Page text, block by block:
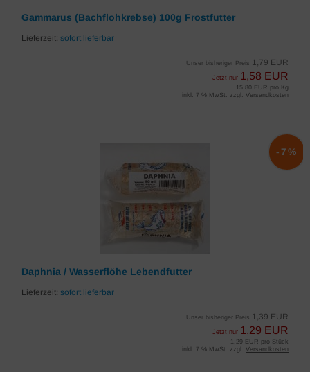
Gammarus (Bachflohkrebse) 100g Frostfutter
Lieferzeit: sofort lieferbar
Unser bisheriger Preis 1,79 EUR
Jetzt nur 1,58 EUR
15,80 EUR pro Kg
inkl. 7 % MwSt. zzgl. Versandkosten
Daphnia / Wasserflöhe Lebendfutter
Lieferzeit: sofort lieferbar
Unser bisheriger Preis 1,39 EUR
Jetzt nur 1,29 EUR
-7%
1,29 EUR pro Stück
inkl. 7 % MwSt. zzgl. Versandkosten